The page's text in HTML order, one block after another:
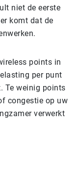
niet de eerste
komt dat de
points in
per punt
Te weinig points
congestie op uw
verwerkt